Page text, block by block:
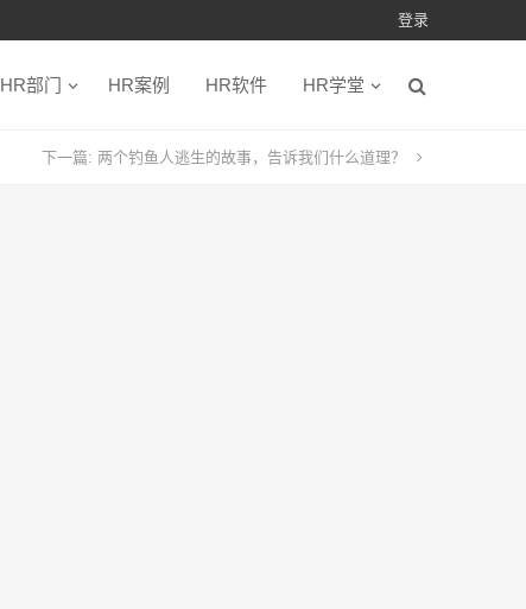
登录
HR部门 HR案例 HR软件 HR学堂
下一篇: 两个钓鱼人逃生的故事，告诉我们什么道理？